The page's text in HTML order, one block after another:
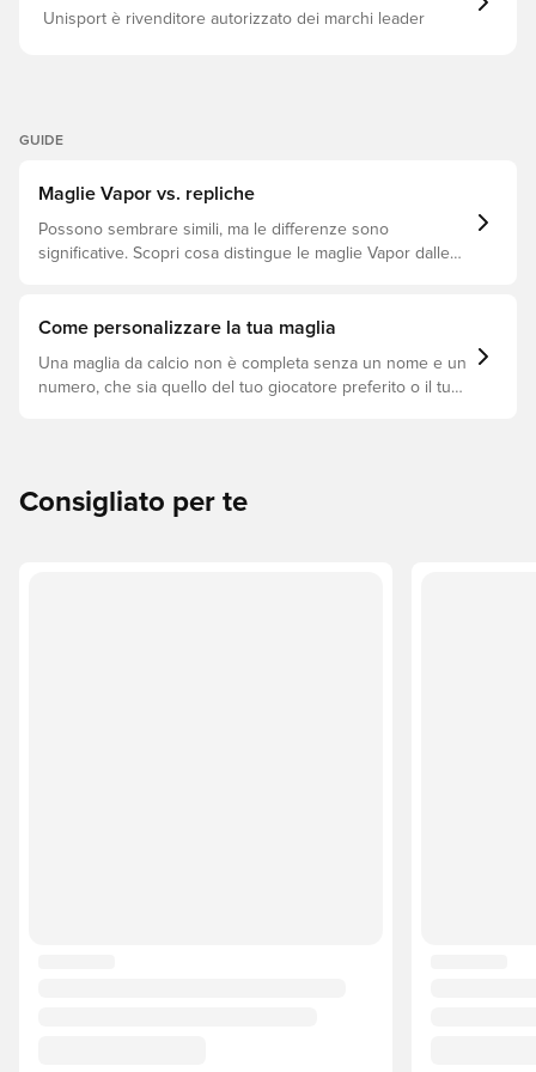
Unisport è rivenditore autorizzato dei marchi leader
GUIDE
Maglie Vapor vs. repliche
Possono sembrare simili, ma le differenze sono
significative. Scopri cosa distingue le maglie Vapor dalle
Come personalizzare la tua maglia
Una maglia da calcio non è completa senza un nome e un
numero, che sia quello del tuo giocatore preferito o il tuo.
Consigliato per te